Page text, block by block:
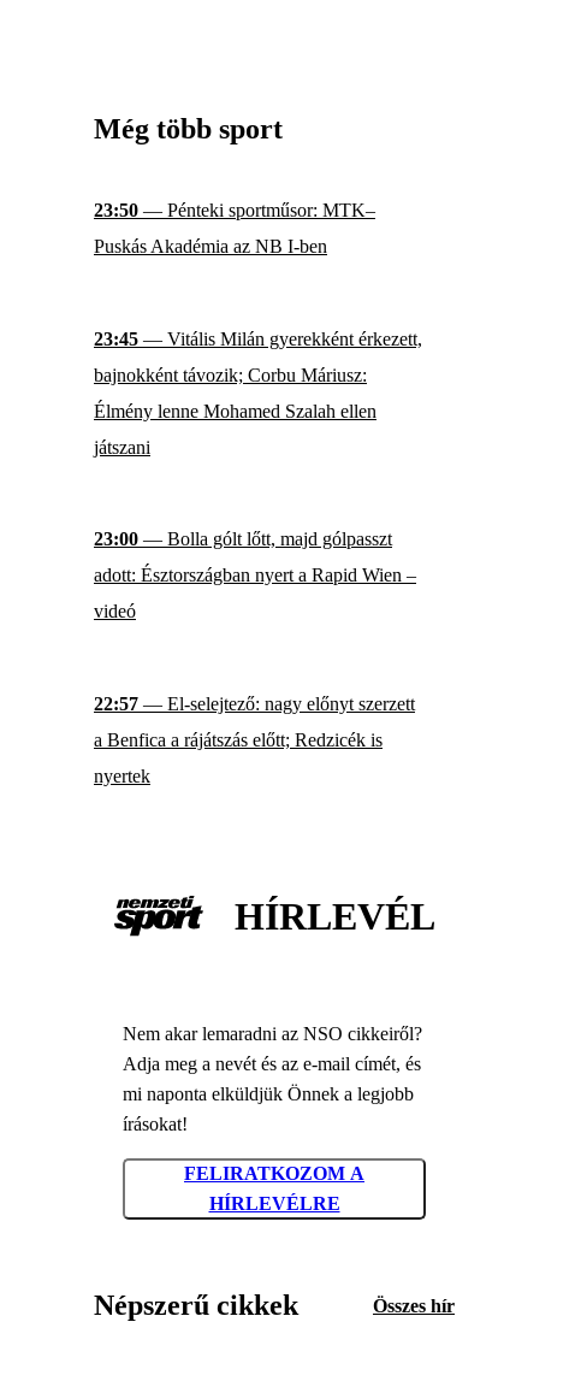
Még több sport
23:50 — Pénteki sportműsor: MTK–
Puskás Akadémia az NB I-ben
23:45 — Vitális Milán gyerekként érkezett,
bajnokként távozik; Corbu Máriusz:
Élmény lenne Mohamed Szalah ellen
játszani
23:00 — Bolla gólt lőtt, majd gólpasszt
adott: Észtországban nyert a Rapid Wien –
videó
22:57 — El-selejtező: nagy előnyt szerzett
a Benfica a rájátszás előtt; Redzicék is
nyertek
HÍRLEVÉL
Nem akar lemaradni az NSO cikkeiről?
Adja meg a nevét és az e-mail címét, és
mi naponta elküldjük Önnek a legjobb
írásokat!
FELIRATKOZOM A
HÍRLEVÉLRE
Népszerű cikkek Összes hír